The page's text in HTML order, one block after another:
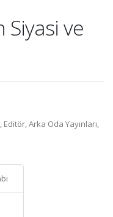
ve
Arka Oda Yayınları,